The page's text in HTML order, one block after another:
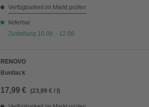
Verfügbarkeit im Markt prüfen
lieferbar
Zustellung 10.08. - 12.08.
RENOVO
Buntlack
17,99 € (23,99 € / l)